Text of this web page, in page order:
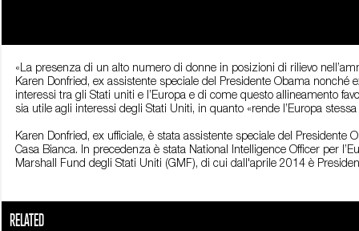
«La presenza di un alto numero di donne in posizioni di rilievo
Karen Donfried, ex assistente speciale del Presidente Obama nonché
interessi tra gli Stati uniti e l’Europa e di come questo allineamento
sia utile agli interessi degli Stati Uniti, in quanto «rende l’Europa
Karen Donfried, ex ufficiale, è stata assistente speciale del
Casa Bianca. In precedenza è stata National Intelligence Officer per
Marshall Fund degli Stati Uniti (GMF), di cui dall'aprile 2014 è
RELATED